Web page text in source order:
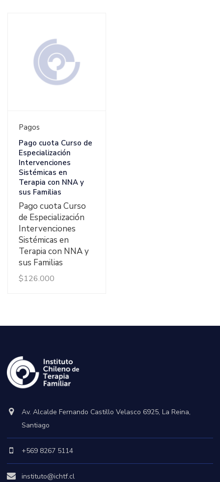
Pagos
Pago cuota Curso de
Especialización
Intervenciones
Sistémicas en
Terapia con NNA y
sus Familias
Pago cuota Curso
de Especialización
Intervenciones
Sistémicas en
Terapia con NNA y
sus Familias
$126.000
Av. Alcalde Fernando Castillo Velasco 6925, La Reina,
Santiago
+569 8267 5114
instituto@ichtf.cl